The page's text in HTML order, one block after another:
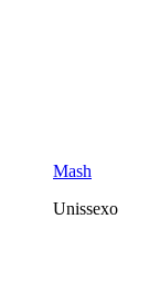
Mash
Unissexo